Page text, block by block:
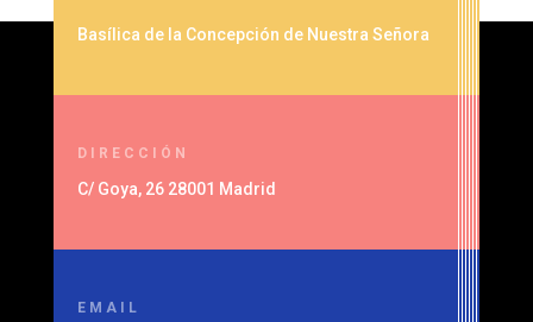
Basílica de la Concepción de Nuestra Señora
DIRECCIÓN
C/ Goya, 26 28001 Madrid
EMAIL